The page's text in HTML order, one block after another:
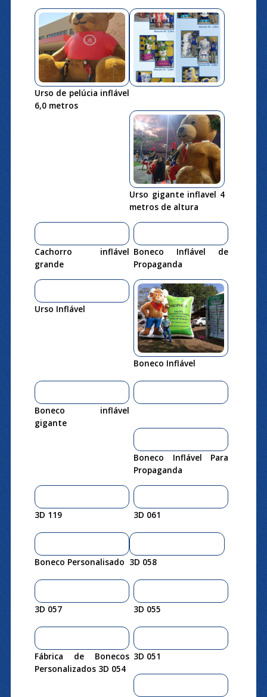
Urso de pelúcia inflável
6,0 metros
Urso gigante inflavel 4
metros de altura
Cachorro inflável
grande
Boneco Inflável de
Propaganda
Urso Inflável
Boneco Inflável
Boneco inflável
gigante
Boneco Inflável Para
Propaganda
3D 119 3D 061
Boneco Personalisado 3D 058
3D 057 3D 055
Fábrica de Bonecos
Personalizados 3D 054
3D 051